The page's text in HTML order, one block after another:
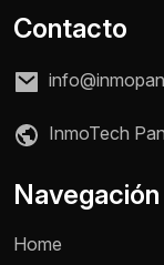
Contacto
InmoTech
Navegación
Home